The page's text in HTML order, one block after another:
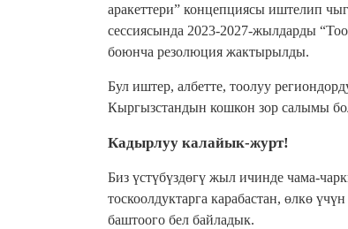
аракеттери” концепциясы иштелип
сессиясында 2023-2027-жылдарды
боюнча резолюция жактырылды.
Бул иштер, албетте, тоолуу
Кыргызстандын кошкон зор салымы
Кадырлуу калайык-журт!
Биз үстүбүздөгү жыл ичинде чама-
тоскоолдуктарга карабастан, өлкө
баштоого бел байладык.